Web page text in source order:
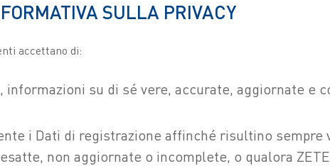
SULLA PRIVACY
accettano di:
su di sé vere, accurate, aggiornate
i Dati di registrazione affinché risultino
non aggiornate o incomplete, o qualora